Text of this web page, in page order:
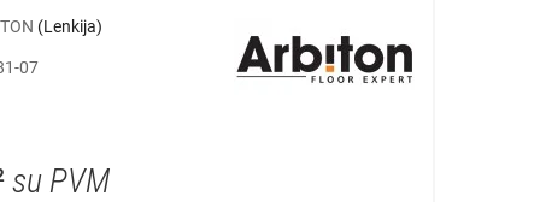
(Lenkija)
07
su PVM